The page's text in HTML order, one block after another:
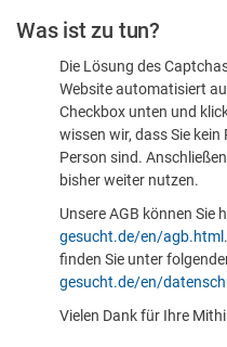
sind
Was ist zu tun?
Die Lösung des
Website automatisiert
Checkbox unten und
wissen wir, dass Sie
Person sind.
bisher weiter nutzen.
Unsere AGB können Sie
gesucht.de/en/agb.html
finden Sie unter
gesucht.de/en/
Vielen Dank für Ihre